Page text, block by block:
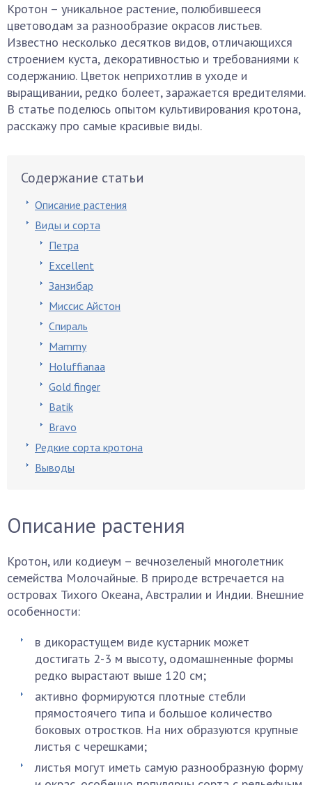
Кротон – уникальное растение, полюбившееся
цветоводам за разнообразие окрасов листьев.
Известно несколько десятков видов, отличающихся
строением куста, декоративностью и требованиями к
содержанию. Цветок неприхотлив в уходе и
выращивании, редко болеет, заражается вредителями.
В статье поделюсь опытом культивирования кротона,
расскажу про самые красивые виды.
Содержание статьи
Описание растения
Виды и сорта
Петра
Excellent
Занзибар
Миссис Айстон
Спираль
Mammy
Holuffianaa
Gold finger
Batik
Bravo
Редкие сорта кротона
Выводы
Описание растения
Кротон, или кодиеум – вечнозеленый многолетник
семейства Молочайные. В природе встречается на
островах Тихого Океана, Австралии и Индии. Внешние
особенности:
в дикорастущем виде кустарник может
достигать 2-3 м высоту, одомашненные формы
редко вырастают выше 120 см;
активно формируются плотные стебли
прямостоячего типа и большое количество
боковых отростков. На них образуются крупные
листья с черешками;
листья могут иметь самую разнообразную форму